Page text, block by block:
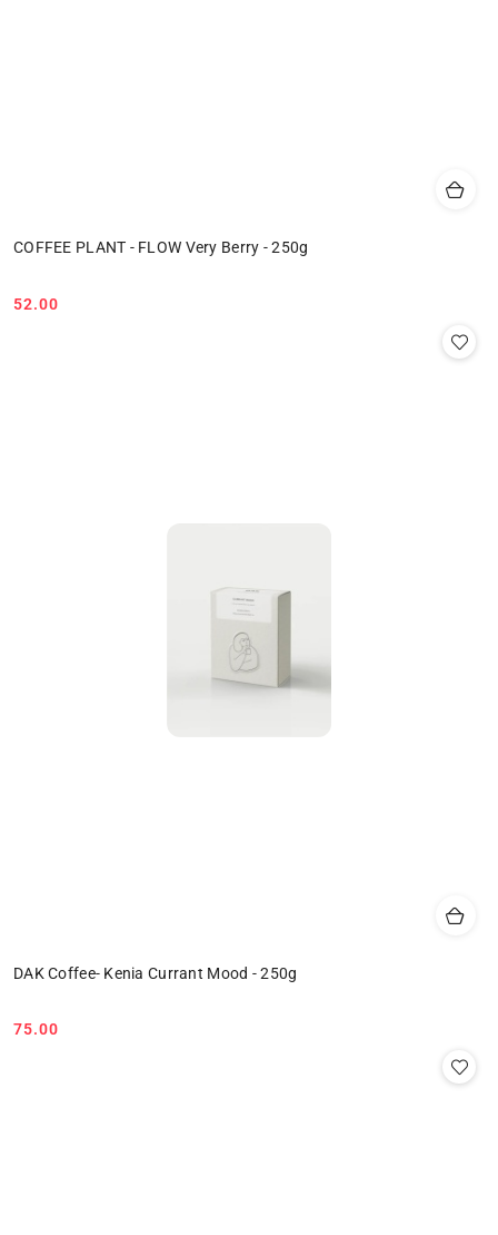
COFFEE PLANT - FLOW Very Berry - 250g
Cena:
52.00
DAK Coffee- Kenia Currant Mood - 250g
Cena:
75.00